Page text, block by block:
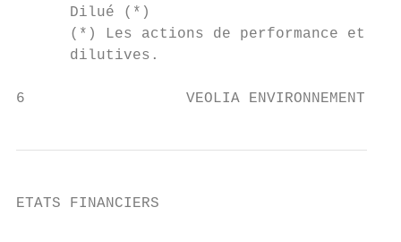
Dilué (*)
(*) Les actions de performance et
      dilutives.
6                  VEOLIA ENVIRONNEMENT /
ETATS FINANCIERS